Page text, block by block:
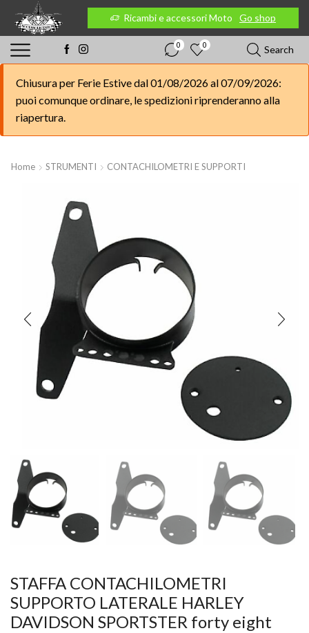
Go shop Ricambi e accessori Moto Go shop
0 0 Search
Chiusura per Ferie Estive dal 01/08/2026 al 07/09/2026:
puoi comunque ordinare, le spedizioni riprenderanno alla
riapertura.
Home STRUMENTI CONTACHILOMETRI E SUPPORTI
STAFFA CONTACHILOMETRI
SUPPORTO LATERALE HARLEY
DAVIDSON SPORTSTER forty eight